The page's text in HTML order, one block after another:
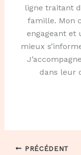
ligne traitant
famille. Mon
engageant et
mieux
dans leur
PRÉCÉDENT